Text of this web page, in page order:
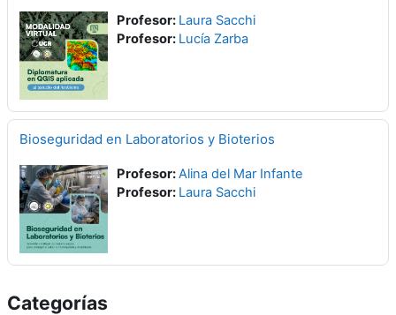
Profesor: Laura Sacchi
Profesor: Lucía Zarba
Bioseguridad en Laboratorios y Bioterios
Profesor:Alina del Mar Infante
Profesor: Laura Sacchi
Categorías